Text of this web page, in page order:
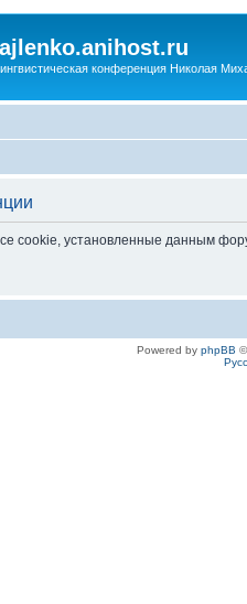
конференция Николая
cookie, установленные данным
Powered by phpBB